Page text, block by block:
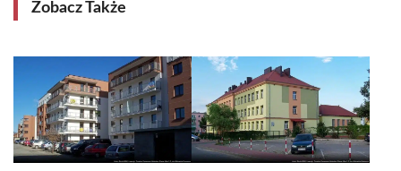
Zobacz Także